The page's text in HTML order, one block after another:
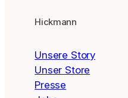
Hickmann
Unsere Story
Unser Store
Presse